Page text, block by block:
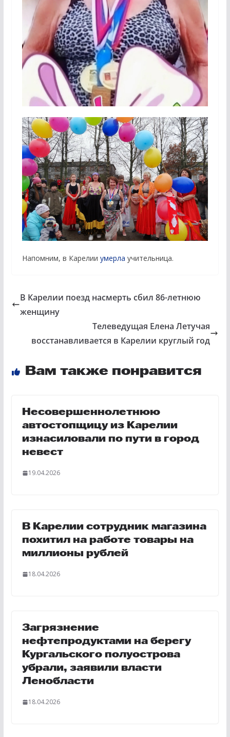
Напомним, в Карелии умерла учительница.
В Карелии поезд насмерть сбил 86-летнюю
женщину
Телеведущая Елена Летучая
восстанавливается в Карелии круглый год
Вам также понравится
Несовершеннолетнюю
автостопщицу из Карелии
изнасиловали по пути в город
невест
19.04.2026
В Карелии сотрудник магазина
похитил на работе товары на
миллионы рублей
18.04.2026
Загрязнение
нефтепродуктами на берегу
Кургальского полуострова
убрали, заявили власти
Ленобласти
18.04.2026